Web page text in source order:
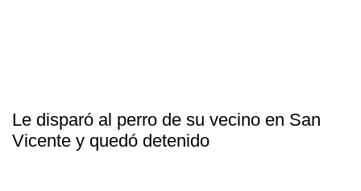
Le disparó al perro de su vecino en San
Vicente y quedó detenido